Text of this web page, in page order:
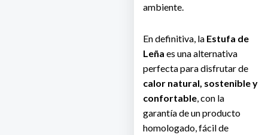
ambiente.
En definitiva, la Estufa de
Leña es una alternativa
perfecta para disfrutar de
calor natural, sostenible y
confortable, con la
garantía de un producto
homologado, fácil de